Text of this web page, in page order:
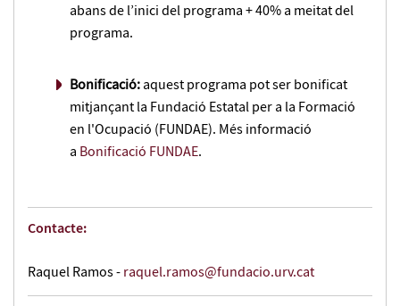
abans de l’inici del programa + 40% a meitat del
programa.
Bonificació:aquest programa pot ser bonificat
mitjançant la Fundació Estatal per a la Formació
en l'Ocupació (FUNDAE). Més informació
a Bonificació FUNDAE.
Contacte:
Raquel Ramos -raquel.ramos@fundacio.urv.cat